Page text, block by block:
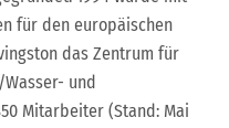
für den europäischen
das Zentrum für
und
Mitarbeiter (Stand: Mai